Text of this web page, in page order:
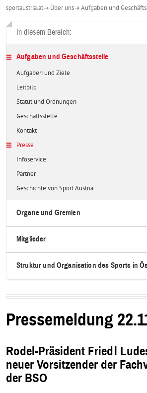
sportaustria.at Über uns Aufgaben und
In diesem Bereich:
Aufgaben und Geschäftsstelle
Aufgaben und Ziele
Leitbild
Statut und Ordnungen
Geschäftsstelle
Kontakt
Presse
Infoservice
Partner
Geschichte von Sport Austria
Organe und Gremien
Mitglieder
Struktur und Organisation des Sports in
Pressemeldung
Rodel-Präsident Friedl
neuer Vorsitzender der
der BSO